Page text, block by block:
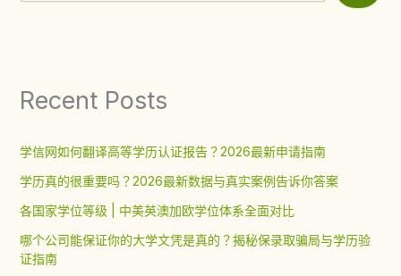
Recent Posts
学信网如何翻译高等学历认证报告？2026最新申请指南
学历真的很重要吗？2026最新数据与真实案例告诉你答案
各国家学位等级 | 中美英澳加欧学位体系全面对比
哪个公司能保证你的大学文凭是真的？揭秘保录取骗局与学历验
证指南